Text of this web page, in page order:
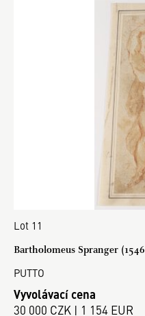
Lot 11
Bartholomeus Spranger
PUTTO
Vyvolávací cena
30 000 CZK | 1 154 EUR